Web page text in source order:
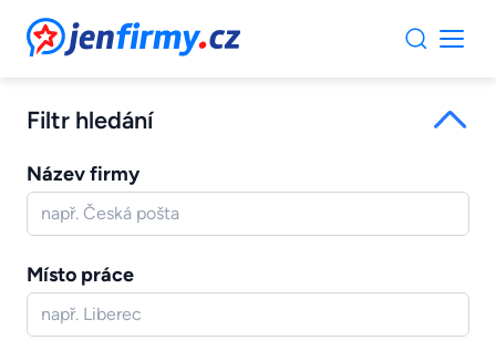
JenFirmy.cz
Filtr hledání
Název firmy
Místo práce